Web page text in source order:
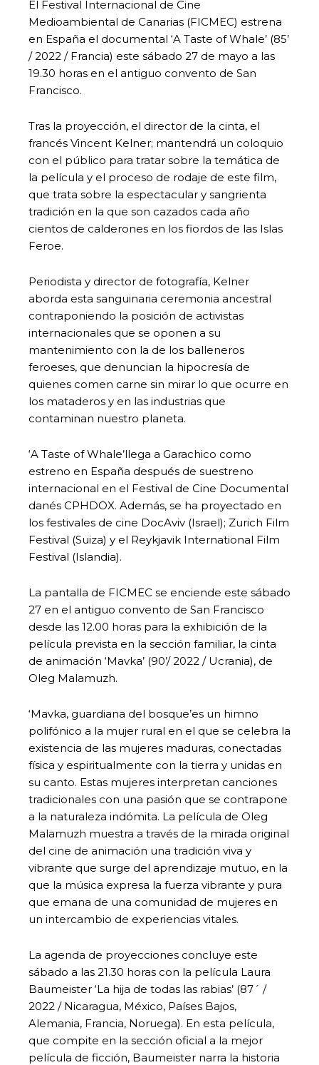
El Festival Internacional de Cine
Medioambiental de Canarias (FICMEC) estrena
en España el documental ‘A Taste of Whale’ (85’
/ 2022 / Francia) este sábado 27 de mayo a las
19.30 horas en el antiguo convento de San
Francisco.
Tras la proyección, el director de la cinta, el
francés Vincent Kelner; mantendrá un coloquio
con el público para tratar sobre la temática de
la película y el proceso de rodaje de este film,
que trata sobre la espectacular y sangrienta
tradición en la que son cazados cada año
cientos de calderones en los fiordos de las Islas
Feroe.
Periodista y director de fotografía, Kelner
aborda esta sanguinaria ceremonia ancestral
contraponiendo la posición de activistas
internacionales que se oponen a su
mantenimiento con la de los balleneros
feroeses, que denuncian la hipocresía de
quienes comen carne sin mirar lo que ocurre en
los mataderos y en las industrias que
contaminan nuestro planeta.
‘A Taste of Whale’llega a Garachico como
estreno en España después de suestreno
internacional en el Festival de Cine Documental
danés CPHDOX. Además, se ha proyectado en
los festivales de cine DocAviv (Israel); Zurich Film
Festival (Suiza) y el Reykjavik International Film
Festival (Islandia).
La pantalla de FICMEC se enciende este sábado
27 en el antiguo convento de San Francisco
desde las 12.00 horas para la exhibición de la
película prevista en la sección familiar, la cinta
de animación ‘Mavka’ (90’/ 2022 / Ucrania), de
Oleg Malamuzh.
‘Mavka, guardiana del bosque’es un himno
polifónico a la mujer rural en el que se celebra la
existencia de las mujeres maduras, conectadas
física y espiritualmente con la tierra y unidas en
su canto. Estas mujeres interpretan canciones
tradicionales con una pasión que se contrapone
a la naturaleza indómita. La película de Oleg
Malamuzh muestra a través de la mirada original
del cine de animación una tradición viva y
vibrante que surge del aprendizaje mutuo, en la
que la música expresa la fuerza vibrante y pura
que emana de una comunidad de mujeres en
un intercambio de experiencias vitales.
La agenda de proyecciones concluye este
sábado a las 21.30 horas con la película Laura
Baumeister ‘La hija de todas las rabias’ (87´ /
2022 / Nicaragua, México, Países Bajos,
Alemania, Francia, Noruega). En esta película,
que compite en la sección oficial a la mejor
película de ficción, Baumeister narra la historia